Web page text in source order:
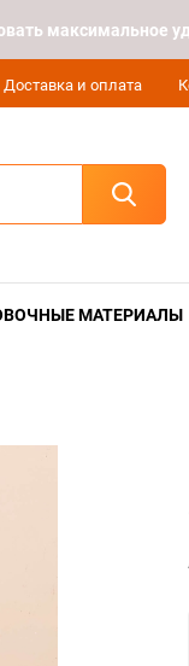
максимальное
Доставка и оплата
МАТЕРИАЛЫ